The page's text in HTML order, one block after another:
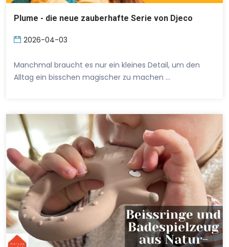
Plume - die neue zauberhafte Serie von Djeco
2026-04-03
Manchmal braucht es nur ein kleines Detail, um den
Alltag ein bisschen magischer zu machen …